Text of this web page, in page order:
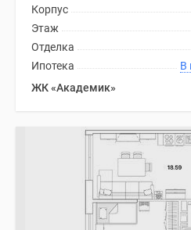
Корпус
Этаж
Отделка
Ипотека
ЖК «Академик»